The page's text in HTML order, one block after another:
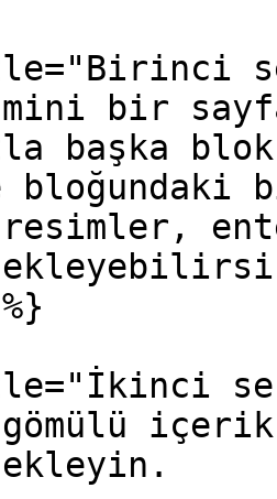
mini bir
başka
bloğundaki